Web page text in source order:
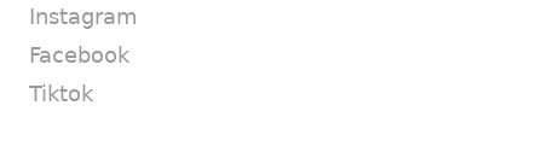
Instagram
Facebook
Tiktok